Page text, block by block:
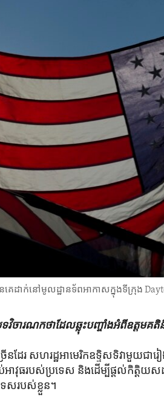
េ​ដាក់​នៅ​មូលដ្ឋាន​ទ័ពអាកាស​ក្នុង​ទីក្រុង
វិចារណកថា​ដែល​ឆ្លុះ​បញ្ចាំង​អំពី​ឧត្តមគតិ​
ន​ដែរ សហរដ្ឋ​អាមេរិក​ឧទ្ទិស​ទិវា​មួយ​ជារ
ប់​អាវុធ​របស់​ប្រទេស និង​ដើម្បី​ផ្តល់​កិត្តិ
ទេស​របស់​ខ្លួន។